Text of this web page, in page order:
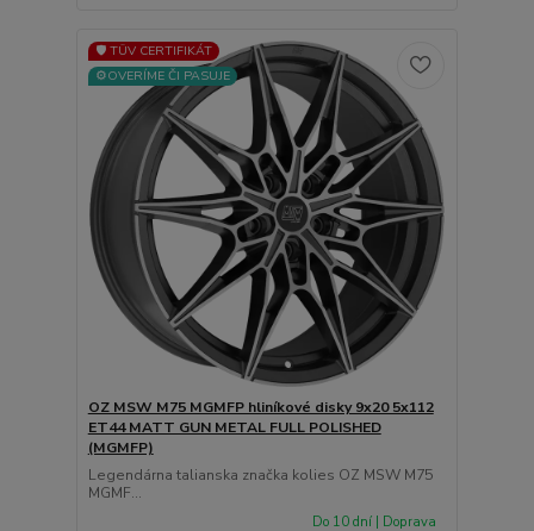
🛡️ TÜV CERTIFIKÁT
⚙️OVERÍME ČI PASUJE
OZ MSW M75 MGMFP hliníkové disky 9x20 5x112
ET44 MATT GUN METAL FULL POLISHED
(MGMFP)
Legendárna talianska značka kolies OZ MSW M75
MGMF...
Do 10 dní | Doprava